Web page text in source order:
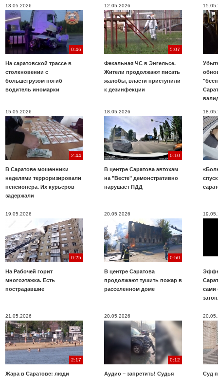
13.05.2026
0:46
На саратовской трассе в
столкновении с
большегрузом погиб
водитель иномарки
12.05.2026
5:07
Фекальная ЧС в Энгельсе.
Жители продолжают писать
жалобы, власти приступили
к дезинфекции
15.05.2026
2:44
В Саратове мошенники
неделями терроризировали
пенсионера. Их курьеров
задержали
18.05.2026
0:10
В центре Саратова автохам
на "Весте" демонстративно
нарушает ПДД
19.05.2026
0:25
На Рабочей горит
многоэтажка. Есть
пострадавшие
20.05.2026
0:50
В центре Саратова
продолжают тушить пожар в
расселенном доме
сами
21.05.2026
2:17
Жара в Саратове: люди
20.05.2026
0:12
Аудио – запретить! Судья
Суд